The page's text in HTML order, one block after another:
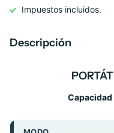
Impuestos incluidos.
Descripción
Capacidad